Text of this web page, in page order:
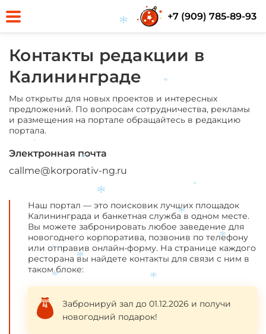
+7 (909) 785-89-93
Контакты редакции в
Калининграде
Мы открыты для новых проектов и интересных
предложений. По вопросам сотрудничества, рекламы
и размещения на портале обращайтесь в редакцию
портала.
Электронная почта
callme@korporativ-ng.ru
Наш портал — это поисковик лучших площадок
Калининграда и банкетная служба в одном месте.
Вы можете забронировать любое заведение для
новогоднего корпоратива, позвонив по телефону
или отправив онлайн-форму. На странице каждого
ресторана вы найдете контакты для связи с ним в
таком блоке:
Забронируй зал до 01.12.2026 и получи
новогодний подарок!
*
*
*
*
*
*
*
*
*
*
*
*